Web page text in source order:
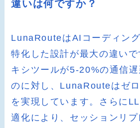
違いは何ですか？
LunaRouteはAIコーディン
特化した設計が最大の違いで
キシツールが5-20%の通信
のに対し、LunaRouteはゼ
を実現しています。さらに
適化により、セッションリ